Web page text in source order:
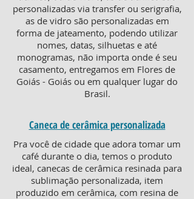
personalizadas via transfer ou serigrafia,
as de vidro são personalizadas em
forma de jateamento, podendo utilizar
nomes, datas, silhuetas e até
monogramas, não importa onde é seu
casamento, entregamos em Flores de
Goiás - Goiás ou em qualquer lugar do
Brasil.
Caneca de cerâmica personalizada
Pra você de cidade que adora tomar um
café durante o dia, temos o produto
ideal, canecas de cerâmica resinada para
sublimação personalizada, item
produzido em cerâmica, com resina de